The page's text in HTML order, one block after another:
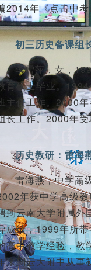
2014年《点击中
初三历史备课组
李雪萍，女，
育硕士毕业。
主任工作。2000
长工作。2000年
历史教研：雷海
雷海燕，中学高
年获中学高级
到云南大学附属外
成绩，1999年所
高中教学经验，教
来到云大附中从事